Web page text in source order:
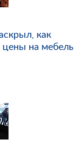
как
цены на мебель